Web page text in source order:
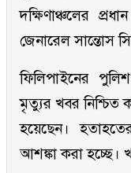
দক্ষিণাঞ্চলের
জেনারেল সান্তোস
ফিলিপাইনের
মৃত্যুর খবর
হয়েছেন।
আশঙ্কা করা হচ্ছে।